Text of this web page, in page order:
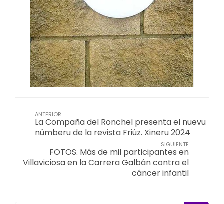
ANTERIOR
La Compaña del Ronchel presenta el nuevu
númberu de la revista Friúz. Xineru 2024
SIGUIENTE
FOTOS. Más de mil participantes en
Villaviciosa en la Carrera Galbán contra el
cáncer infantil